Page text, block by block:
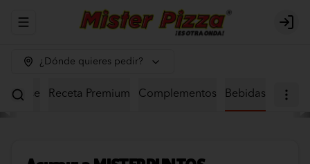
Abrir menu de navegación
¿Dónde quieres pedir?
Base Receta Premium Complementos Bebidas